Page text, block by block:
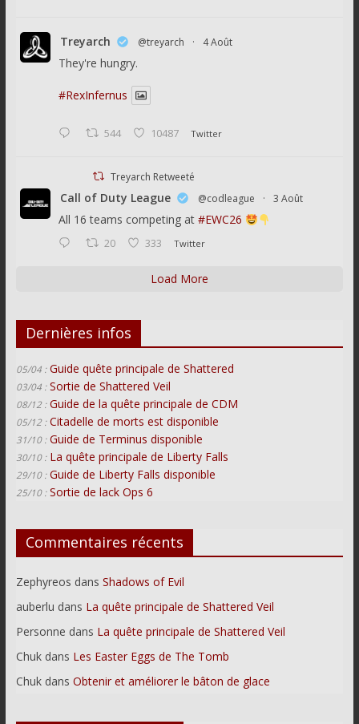
Treyarch @treyarch · 4 Août
They're hungry.
#RexInfernus
544 10487 Twitter
Treyarch Retweeté
Call of Duty League @codleague · 3 Août
All 16 teams competing at #EWC26
20 333 Twitter
Load More
Dernières infos
05/04 : Guide quête principale de Shattered
03/04 : Sortie de Shattered Veil
08/12 : Guide de la quête principale de CDM
05/12 : Citadelle de morts est disponible
31/10 : Guide de Terminus disponible
30/10 : La quête principale de Liberty Falls
29/10 : Guide de Liberty Falls disponible
25/10 : Sortie de lack Ops 6
Commentaires récents
Zephyreos dans Shadows of Evil
auberlu dans La quête principale de Shattered Veil
Personne dans La quête principale de Shattered Veil
Chukdans Les Easter Eggs de The Tomb
Chukdans Obtenir et améliorer le bâton de glace